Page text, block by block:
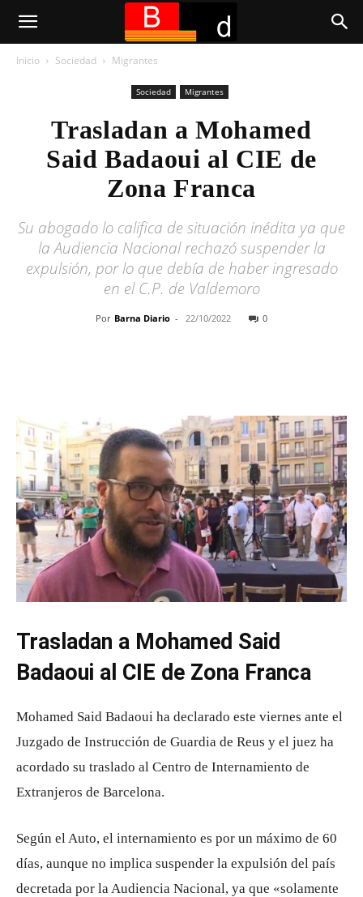
Inicio Sociedad Migrantes
Sociedad Migrantes
Trasladan a Mohamed
Said Badaoui al CIE de
Zona Franca
Su abogado lo califica de situación inédita ya que
la Audiencia Nacional rechazó suspender la
expulsión, por lo que debía de haber ingresado
en el C.P. de Valdemoro
Por Barna Diario - 22/10/2022 0
Trasladan a Mohamed Said
Badaoui al CIE de Zona Franca
Mohamed Said Badaoui ha declarado este viernes ante el
Juzgado de Instrucción de Guardia de Reus y el juez ha
acordado su traslado al Centro de Internamiento de
Extranjeros de Barcelona.
Según el Auto, el internamiento es por un máximo de 60
días, aunque no implica suspender la expulsión del país
decretada por la Audiencia Nacional, ya que «solamente